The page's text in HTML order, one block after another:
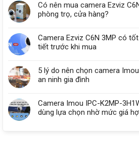
Có nên mua camera Ezviz
phòng trọ, cửa hàng?
Camera Ezviz C6N 3MP có
tiết trước khi mua
5 lý do nên chọn camera
an ninh gia đình
Camera Imou IPC-K2MP-
dùng lựa chọn nhờ mức giá